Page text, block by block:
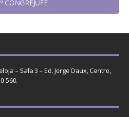
CONGREJUFE
– Sala 3 – Ed. Jorge Daux, Centro,
560.